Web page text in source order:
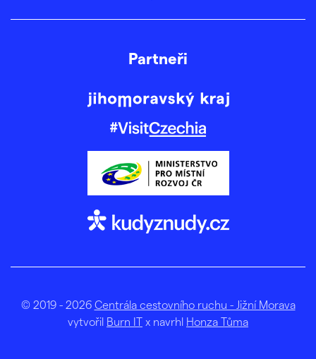
Partneři
© 2019 - 2026 Centrála cestovního ruchu - Jižní Morava
vytvořil Burn IT x navrhl Honza Tůma